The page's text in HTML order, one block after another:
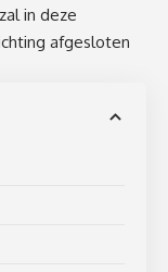
in deze
afgesloten